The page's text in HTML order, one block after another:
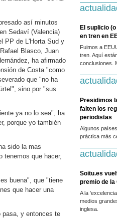
así minutos
Sedaví (Valencia)
PP de L'Horta Sud y
Blasco, Juan
ha afirmado
de Costa "como
que "no ha
sino por "sus
ya no lo sea", ha
porque yo también
sido la mas
tenemos que hacer,
buena", que "tiene
que hacer una
pasa, y entonces te
El suplicio
en tren en
Fuimos a
tren. Aquí
conclusiones.
Presidimos
falten los
periodistas
Algunos
práctica más
Soitu.es
premio de la
A la
medios
inglesa.